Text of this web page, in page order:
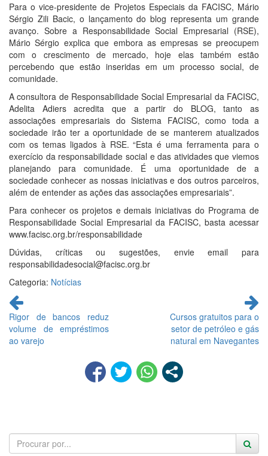
Para o vice-presidente de Projetos Especiais da FACISC, Mário
Sérgio Zili Bacic, o lançamento do blog representa um grande
avanço. Sobre a Responsabilidade Social Empresarial (RSE),
Mário Sérgio explica que embora as empresas se preocupem
com o crescimento de mercado, hoje elas também estão
percebendo que estão inseridas em um processo social, de
comunidade.
A consultora de Responsabilidade Social Empresarial da FACISC,
Adelita Adiers acredita que a partir do BLOG, tanto as
associações empresariais do Sistema FACISC, como toda a
sociedade irão ter a oportunidade de se manterem atualizados
com os temas ligados à RSE. “Esta é uma ferramenta para o
exercício da responsabilidade social e das atividades que viemos
planejando para comunidade. É uma oportunidade de a
sociedade conhecer as nossas iniciativas e dos outros parceiros,
além de entender as ações das associações empresariais”.
Para conhecer os projetos e demais iniciativas do Programa de
Responsabilidade Social Empresarial da FACISC, basta acessar
www.facisc.org.br/responsabilidade
Dúvidas, críticas ou sugestões, envie email para
responsabilidadesocial@facisc.org.br
Categoria: Notícias
Continue
lendo
Rigor de bancos reduz
volume de empréstimos
ao varejo
Cursos gratuitos para o
setor de petróleo e gás
natural em Navegantes